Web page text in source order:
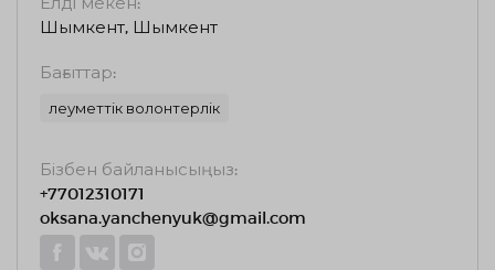
Шымкент, Шымкент
Бағыттар:
Әлеуметтік волонтерлік
Бізбен байланысыңыз:
+77012310171
oksana.yanchenyuk@gmail.com